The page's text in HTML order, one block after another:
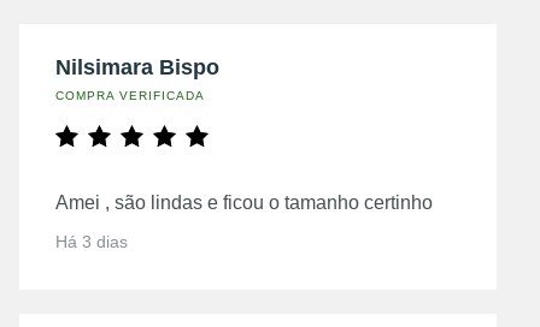
Nilsimara Bispo
COMPRA VERIFICADA
Amei , são lindas e ficou o tamanho certinho
Há 3 dias